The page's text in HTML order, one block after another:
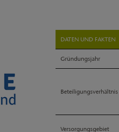
DATEN UND FAKTEN
Gründungsjahr
Beteiligungsverhältnis
Versorgungsgebiet